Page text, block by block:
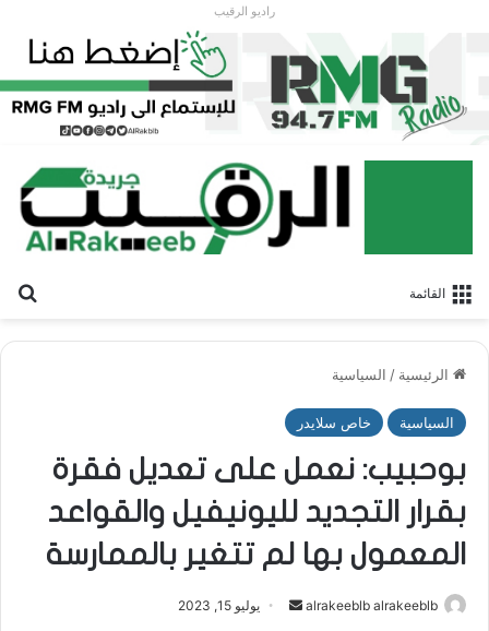
راديو الرقيب
القائمة
الرئيسية / السياسية
السياسية خاص سلايدر
بوحبيب: نعمل على تعديل فقرة
بقرار التجديد لليونيفيل والقواعد
المعمول بها لم تتغير بالممارسة
alrakeeblb alrakeeblb يوليو 15, 2023